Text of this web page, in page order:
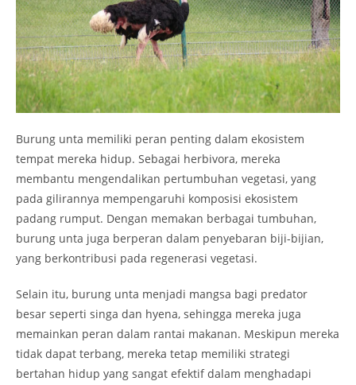
Burung unta memiliki peran penting dalam ekosistem
tempat mereka hidup. Sebagai herbivora, mereka
membantu mengendalikan pertumbuhan vegetasi, yang
pada gilirannya mempengaruhi komposisi ekosistem
padang rumput. Dengan memakan berbagai tumbuhan,
burung unta juga berperan dalam penyebaran biji-bijian,
yang berkontribusi pada regenerasi vegetasi.
Selain itu, burung unta menjadi mangsa bagi predator
besar seperti singa dan hyena, sehingga mereka juga
memainkan peran dalam rantai makanan. Meskipun mereka
tidak dapat terbang, mereka tetap memiliki strategi
bertahan hidup yang sangat efektif dalam menghadapi